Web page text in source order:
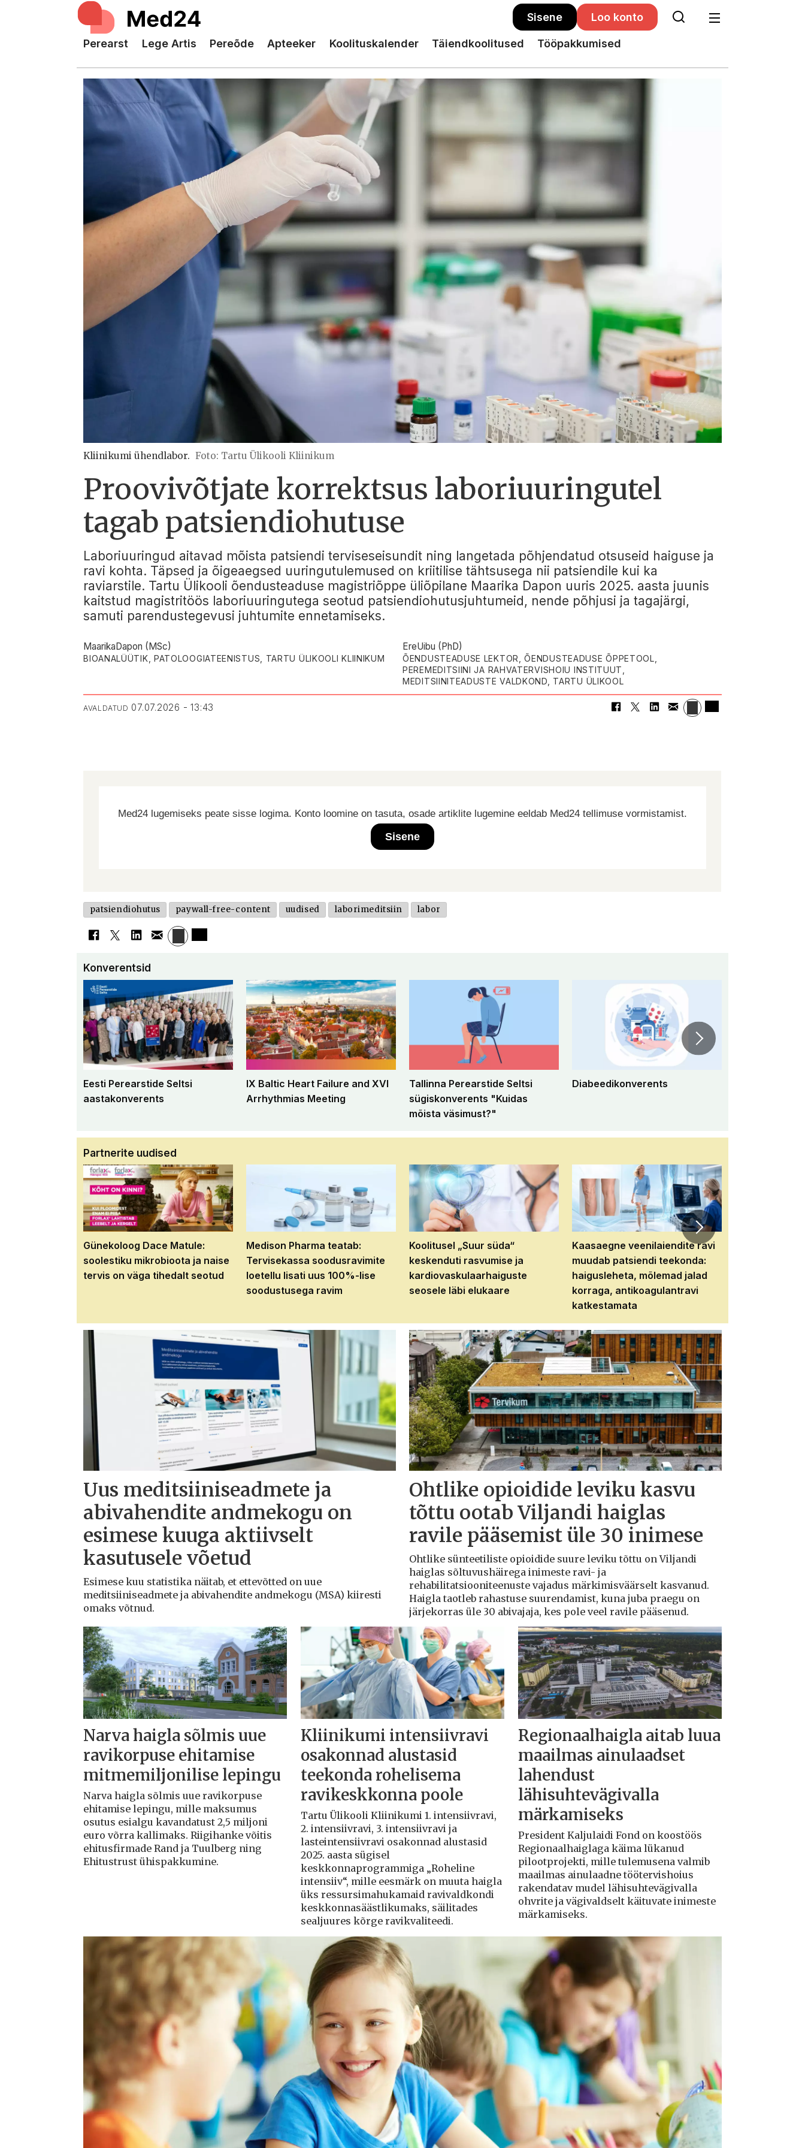
Sisene Loo konto
Perearst Lege Artis Pereõde Apteeker Koolituskalender Täiendkoolitused Tööpakkumised
Kliinikumi ühendlabor. Foto: Tartu Ülikooli Kliinikum
Proovivõtjate korrektsus laboriuuringutel
tagab patsiendiohutuse
Laboriuuringud aitavad mõista patsiendi terviseseisundit ning langetada põhjendatud otsuseid haiguse ja
ravi kohta. Täpsed ja õigeaegsed uuringutulemused on kriitilise tähtsusega nii patsiendile kui ka
raviarstile. Tartu Ülikooli õendusteaduse magistriõppe üliõpilane Maarika Dapon uuris 2025. aasta juunis
kaitstud magistritöös laboriuuringutega seotud patsiendiohutusjuhtumeid, nende põhjusi ja tagajärgi,
samuti parendustegevusi juhtumite ennetamiseks.
MaarikaDapon (MSc)
BIOANALÜÜTIK, PATOLOOGIATEENISTUS, TARTU ÜLIKOOLI KLIINIKUM
EreUibu (PhD)
ÕENDUSTEADUSE LEKTOR, ÕENDUSTEADUSE ÕPPETOOL,
PEREMEDITSIINI JA RAHVATERVISHOIU INSTITUUT,
MEDITSIINITEADUSTE VALDKOND, TARTU ÜLIKOOL
AVALDATUD 07.07.2026 - 13:43
Med24 lugemiseks peate sisse logima. Konto loomine on tasuta, osade artiklite lugemine eeldab Med24 tellimuse vormistamist.
Sisene
patsiendiohutus paywall-free-content uudised laborimeditsiin labor
Konverentsid
Eesti Perearstide Seltsi
aastakonverents
IX Baltic Heart Failure and XVI
Arrhythmias Meeting
Tallinna Perearstide Seltsi
sügiskonverents "Kuidas
mõista väsimust?"
Diabeedikonverents
Partnerite uudised
Günekoloog Dace Matule:
soolestiku mikrobioota ja naise
tervis on väga tihedalt seotud
Medison Pharma teatab:
Tervisekassa soodusravimite
loetellu lisati uus 100%-lise
soodustusega ravim
Koolitusel „Suur süda“
keskenduti rasvumise ja
kardiovaskulaarhaiguste
seosele läbi elukaare
Kaasaegne veenilaiendite ravi
muudab patsiendi teekonda:
haigusleheta, mõlemad jalad
korraga, antikoagulantravi
katkestamata
Uus meditsiiniseadmete ja
abivahendite andmekogu on
esimese kuuga aktiivselt
kasutusele võetud
Esimese kuu statistika näitab, et ettevõtted on uue
meditsiiniseadmete ja abivahendite andmekogu (MSA) kiiresti
omaks võtnud.
Ohtlike opioidide leviku kasvu
tõttu ootab Viljandi haiglas
ravile pääsemist üle 30 inimese
Ohtlike sünteetiliste opioidide suure leviku tõttu on Viljandi
haiglas sõltuvushäirega inimeste ravi- ja
rehabilitatsiooniteenuste vajadus märkimisväärselt kasvanud.
Haigla taotleb rahastuse suurendamist, kuna juba praegu on
järjekorras üle 30 abivajaja, kes pole veel ravile pääsenud.
Narva haigla sõlmis uue
ravikorpuse ehitamise
mitmemiljonilise lepingu
Narva haigla sõlmis uue ravikorpuse
ehitamise lepingu, mille maksumus
osutus esialgu kavandatust 2,5 miljoni
euro võrra kallimaks. Riigihanke võitis
ehitusfirmade Rand ja Tuulberg ning
Ehitustrust ühispakkumine.
Kliinikumi intensiivravi
osakonnad alustasid
teekonda rohelisema
ravikeskkonna poole
Tartu Ülikooli Kliinikumi 1. intensiivravi,
2. intensiivravi, 3. intensiivravi ja
lasteintensiivravi osakonnad alustasid
2025. aasta sügisel
keskkonnaprogrammiga „Roheline
intensiiv“, mille eesmärk on muuta haigla
üks ressursimahukamaid ravivaldkondi
keskkonnasäästlikumaks, säilitades
sealjuures kõrge ravikvaliteedi.
Regionaalhaigla aitab luua
maailmas ainulaadset
lahendust
lähisuhtevägivalla
märkamiseks
President Kaljulaidi Fond on koostöös
Regionaalhaiglaga käima lükanud
pilootprojekti, mille tulemusena valmib
maailmas ainulaadne töötervishoius
rakendatav mudel lähisuhtevägivalla
ohvrite ja vägivaldselt käituvate inimeste
märkamiseks.